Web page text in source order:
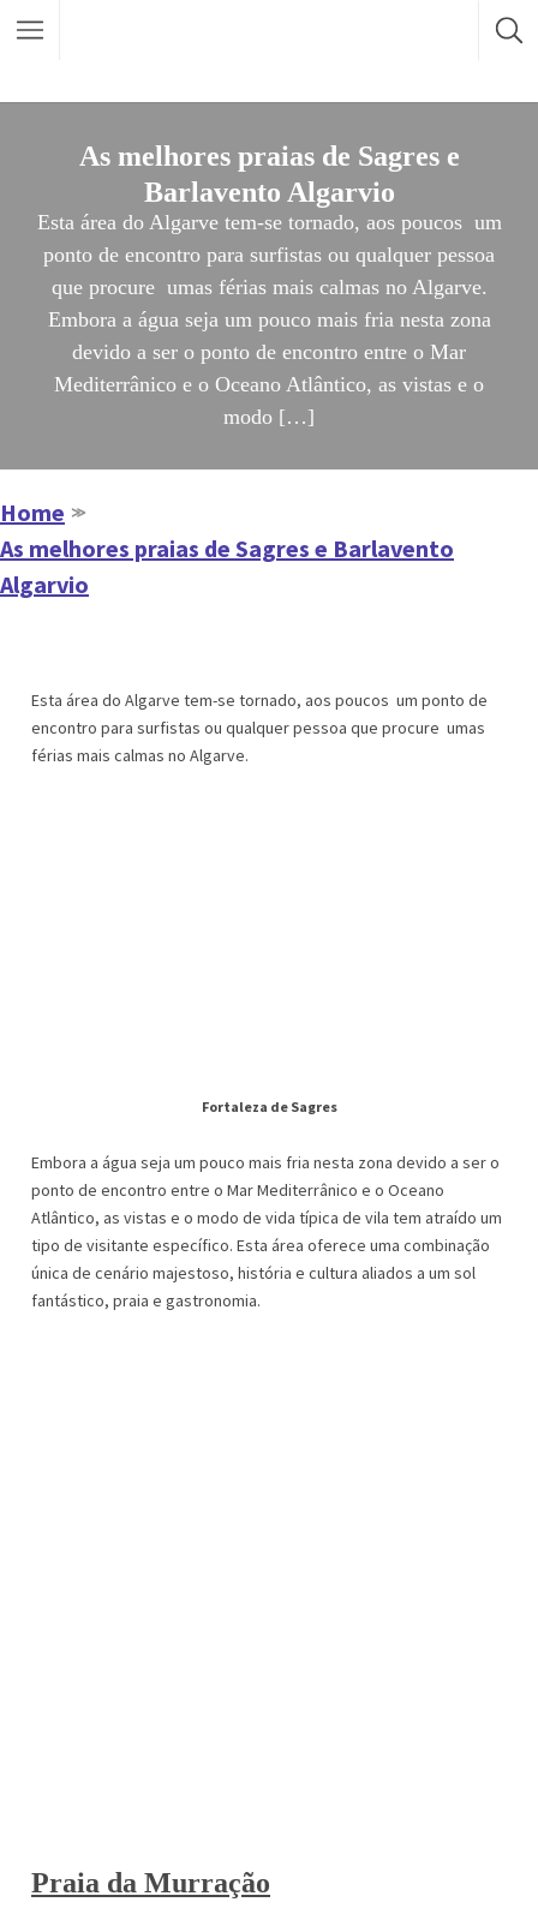
As melhores praias de Sagres e
Barlavento Algarvio
Esta área do Algarve tem-se tornado, aos poucos um
ponto de encontro para surfistas ou qualquer pessoa
que procure umas férias mais calmas no Algarve.
Embora a água seja um pouco mais fria nesta zona
devido a ser o ponto de encontro entre o Mar
Mediterrânico e o Oceano Atlântico, as vistas e o
modo […]
Home ≫
As melhores praias de Sagres e Barlavento
Algarvio
Esta área do Algarve tem-se tornado, aos poucos um ponto de
encontro para surfistas ou qualquer pessoa que procure umas
férias mais calmas no Algarve.
Fortaleza de Sagres
Embora a água seja um pouco mais fria nesta zona devido a ser o
ponto de encontro entre o Mar Mediterrânico e o Oceano
Atlântico, as vistas e o modo de vida típica de vila tem atraído um
tipo de visitante específico. Esta área oferece uma combinação
única de cenário majestoso, história e cultura aliados a um sol
fantástico, praia e gastronomia.
Praia da Murração